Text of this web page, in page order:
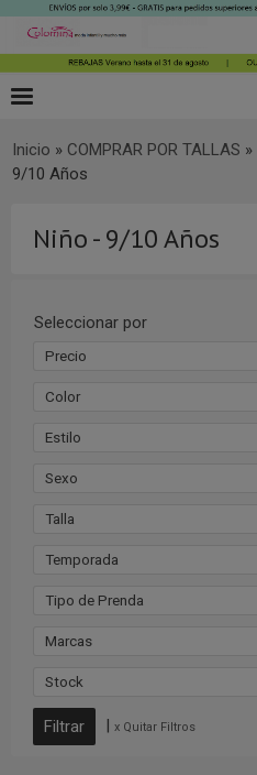
Inicio » COMPRAR POR TALLAS »
9/10 Años
Niño - 9/10 Años
Seleccionar por
Precio
Color
Estilo
Sexo
Talla
Temporada
Tipo de Prenda
Marcas
Stock
| x Quitar Filtros